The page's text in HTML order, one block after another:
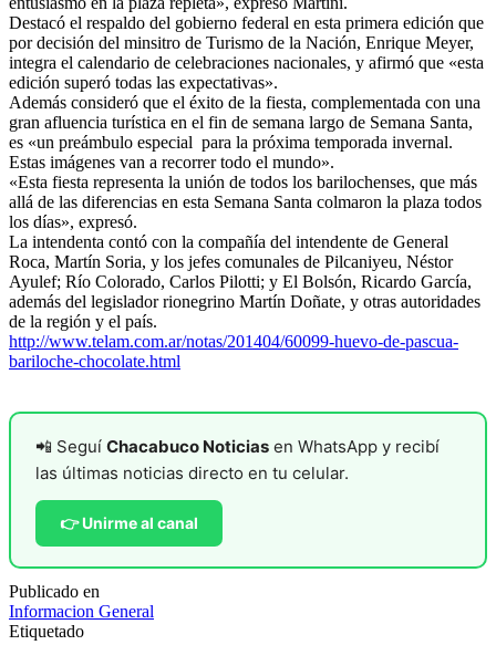
Destacó el respaldo del gobierno federal en esta primera edición que
por decisión del minsitro de Turismo de la Nación, Enrique Meyer,
integra el calendario de celebraciones nacionales, y afirmó que «esta
edición superó todas las expectativas».
Además consideró que el éxito de la fiesta, complementada con una
gran afluencia turística en el fin de semana largo de Semana Santa,
es «un preámbulo especial para la próxima temporada invernal.
Estas imágenes van a recorrer todo el mundo».
«Esta fiesta representa la unión de todos los barilochenses, que más
allá de las diferencias en esta Semana Santa colmaron la plaza todos
los días», expresó.
La intendenta contó con la compañía del intendente de General
Roca, Martín Soria, y los jefes comunales de Pilcaniyeu, Néstor
Ayulef; Río Colorado, Carlos Pilotti; y El Bolsón, Ricardo García,
además del legislador rionegrino Martín Doñate, y otras autoridades
de la región y el país.
http://www.telam.com.ar/notas/201404/60099-huevo-de-pascua-
bariloche-chocolate.html
📲 Seguí Chacabuco Noticias en WhatsApp y recibí
las últimas noticias directo en tu celular.
👉 Unirme al canal
Publicado en
Informacion General
Etiquetado